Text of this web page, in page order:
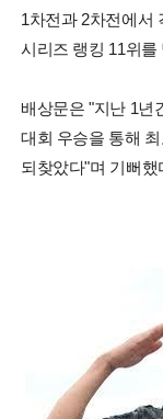
1차전과 2차전에서
시리즈 랭킹 11위를
배상문은 "지난 1년
대회 우승을 통해
되찾았다"며 기뻐했